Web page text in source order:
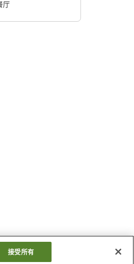
厅
接受所有